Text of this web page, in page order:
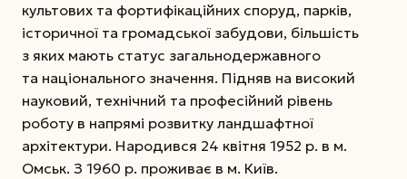
культових та фортифікаційних споруд, парків,
історичної та громадської забудови, більшість
з яких мають статус загальнодержавного
та національного значення. Підняв на високий
науковий, технічний та професійний рівень
роботу в напрямі розвитку ландшафтної
архітектури. Народився 24 квітня 1952 р. в м.
Омськ. З 1960 р. проживає в м. Київ.